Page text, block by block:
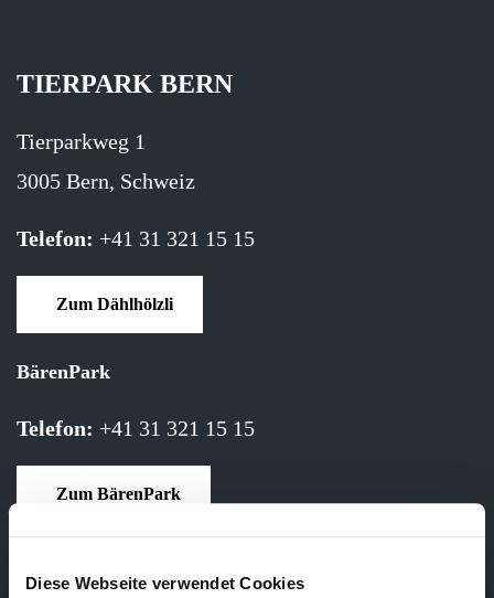
Diese Webseite verwendet Cookies
TIERPARK BERN
Tierparkweg 1
3005 Bern, Schweiz
Telefon: +41 31 321 15 15
Zum Dählhölzli
BärenPark
Telefon: +41 31 321 15 15
Zum BärenPark